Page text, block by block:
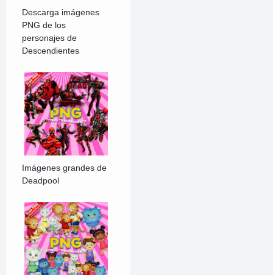
Descarga imágenes
PNG de los
personajes de
Descendientes
Imágenes grandes de
Deadpool